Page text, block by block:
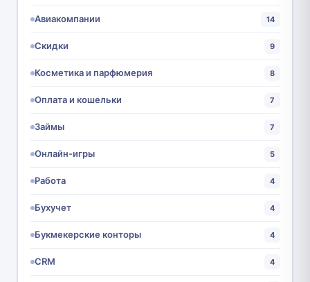
Авиакомпании 14
Скидки 9
Косметика и парфюмерия 8
Оплата и кошельки 7
Займы 7
Онлайн-игры 5
Работа 4
Бухучет 4
Букмекерские конторы 4
CRM 4